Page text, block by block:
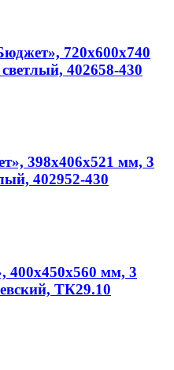
720х600х740
402658-430
398х406х521 мм, 3
402952-430
400х450х560 мм, 3
ТК29.10